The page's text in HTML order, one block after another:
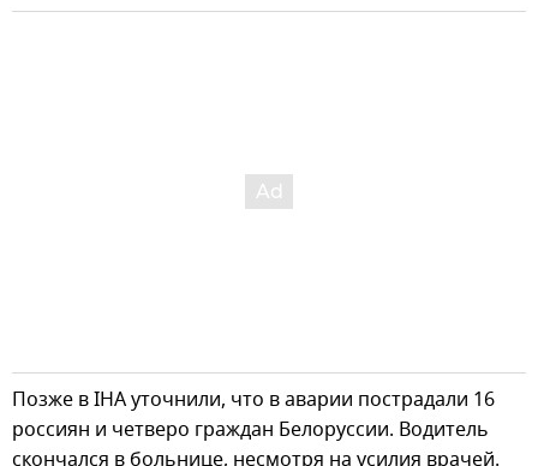
Позже в IHA уточнили, что в аварии пострадали 16
россиян и четверо граждан Белоруссии. Водитель